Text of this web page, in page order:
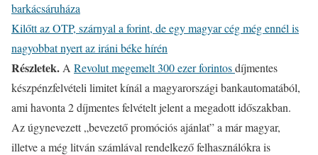
barkácsáruháza
Kilőtt az OTP, szárnyal a forint, de egy magyar cég még ennél is
nagyobbat nyert az iráni béke hírén
Részletek. A Revolut megemelt 300 ezer forintosdíjmentes
készpénzfelvételi limitet kínál a magyarországi bankautomatából,
ami havonta 2 díjmentes felvételt jelent a megadott időszakban.
Az úgynevezett „bevezető promóciós ajánlat” a már magyar,
illetve a még litván számlával rendelkező felhasználókra is